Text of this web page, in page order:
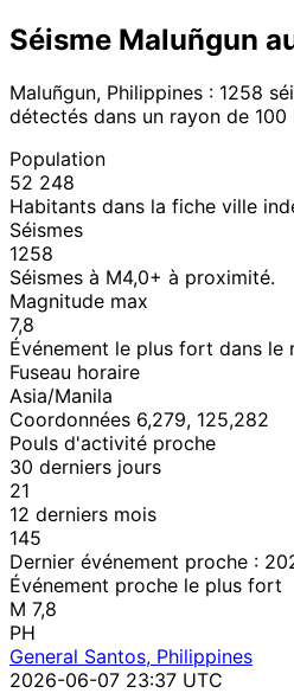
Séisme Maluñgun
Maluñgun, Philippines : 1258
détectés dans un rayon de 100
Population
52 248
Habitants dans la fiche ville
Séismes
1258
Séismes à M4,0+ à proximité.
Magnitude max
7,8
Événement le plus fort dans le
Fuseau horaire
Asia/Manila
Coordonnées 6,279, 125,282
Pouls d'activité proche
30 derniers jours
21
12 derniers mois
145
Dernier événement proche :
Événement proche le plus fort
M 7,8
PH
General Santos, Philippines
2026-06-07 23:37 UTC